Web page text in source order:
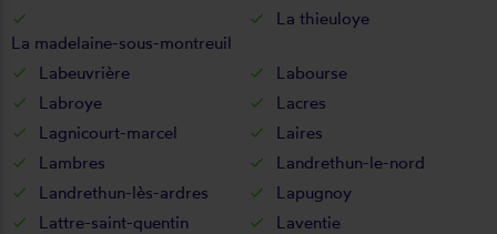
La madelaine-sous-montreuil
La thieuloye
Labeuvrière
Labourse
Labroye
Lacres
Lagnicourt-marcel
Laires
Lambres
Landrethun-le-nord
Landrethun-lès-ardres
Lapugnoy
Lattre-saint-quentin
Laventie